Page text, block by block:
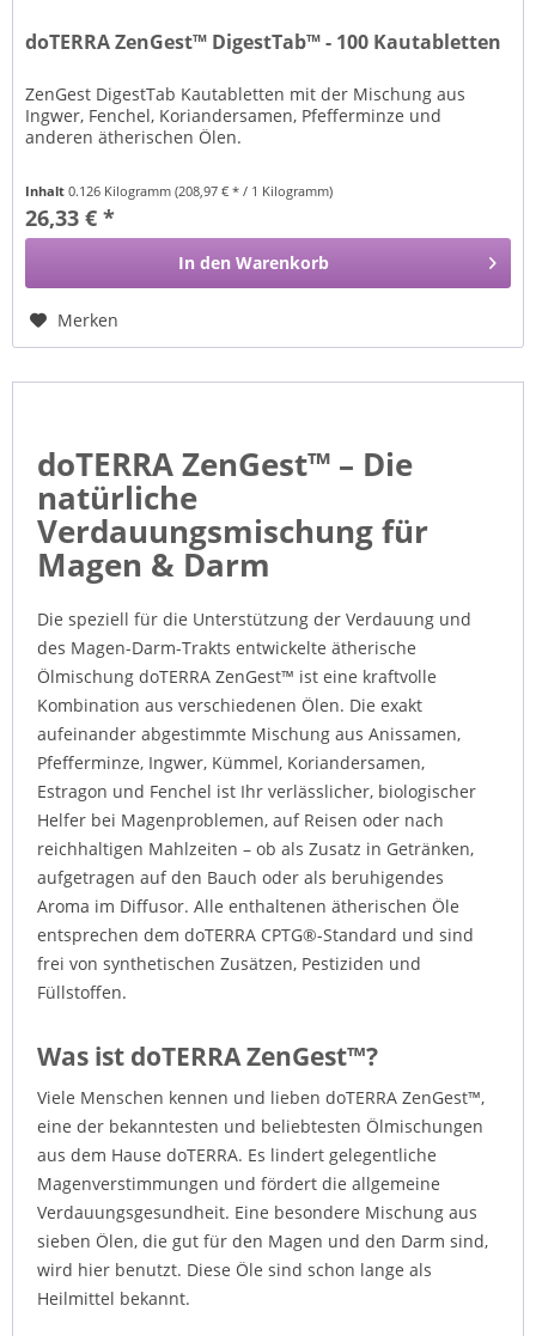
doTERRA ZenGest™ DigestTab™ - 100 Kautabletten
ZenGest DigestTab Kautabletten mit der Mischung aus
Ingwer, Fenchel, Koriandersamen, Pfefferminze und
anderen ätherischen Ölen.
Inhalt0.126 Kilogramm(208,97 € * / 1 Kilogramm)
26,33 € *
In den Warenkorb
Merken
doTERRA ZenGest™ – Die
natürliche
Verdauungsmischung für
Magen & Darm
Die speziell für die Unterstützung der Verdauung und
des Magen-Darm-Trakts entwickelte ätherische
Ölmischung doTERRA ZenGest™ ist eine kraftvolle
Kombination aus verschiedenen Ölen. Die exakt
aufeinander abgestimmte Mischung aus Anissamen,
Pfefferminze, Ingwer, Kümmel, Koriandersamen,
Estragon und Fenchel ist Ihr verlässlicher, biologischer
Helfer bei Magenproblemen, auf Reisen oder nach
reichhaltigen Mahlzeiten – ob als Zusatz in Getränken,
aufgetragen auf den Bauch oder als beruhigendes
Aroma im Diffusor. Alle enthaltenen ätherischen Öle
entsprechen dem doTERRA CPTG®-Standard und sind
frei von synthetischen Zusätzen, Pestiziden und
Füllstoffen.
Was ist doTERRA ZenGest™?
Viele Menschen kennen und lieben doTERRA ZenGest™,
eine der bekanntesten und beliebtesten Ölmischungen
aus dem Hause doTERRA. Es lindert gelegentliche
Magenverstimmungen und fördert die allgemeine
Verdauungsgesundheit. Eine besondere Mischung aus
sieben Ölen, die gut für den Magen und den Darm sind,
wird hier benutzt. Diese Öle sind schon lange als
Heilmittel bekannt.